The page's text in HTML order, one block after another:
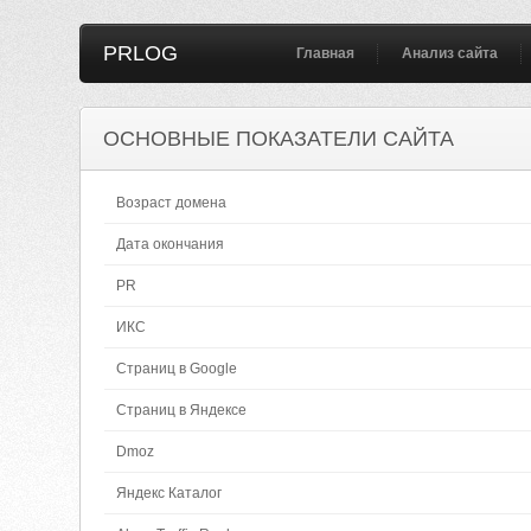
PRLOG Главная Анализ сайта
ОСНОВНЫЕ ПОКАЗАТЕЛИ САЙТА
Возраст домена
Дата окончания
PR
ИКС
Страниц в Google
Страниц в Яндексе
Dmoz
Яндекс Каталог